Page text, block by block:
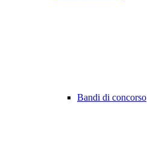
Bandi di concorso